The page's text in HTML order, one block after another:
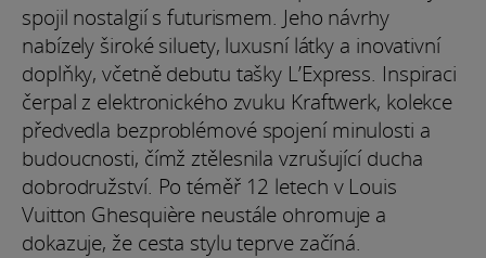
spojil nostalgií s futurismem. Jeho návrhy
nabízely široké siluety, luxusní látky a inovativní
doplňky, včetně debutu tašky L’Express. Inspiraci
čerpal z elektronického zvuku Kraftwerk, kolekce
předvedla bezproblémové spojení minulosti a
budoucnosti, čímž ztělesnila vzrušující ducha
dobrodružství. Po téměř 12 letech v Louis
Vuitton Ghesquière neustále ohromuje a
dokazuje, že cesta stylu teprve začíná.